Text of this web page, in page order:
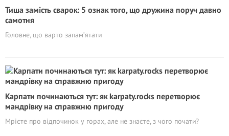
Тиша замість сварок: 5 ознак того, що дружина поруч давно
самотня
Головне, що варто запам’ятати
Карпати починаються тут: як karpaty.rocks перетворює
мандрівку на справжню пригоду
Мрієте про відпочинок у горах, але не знаєте, з чого почати?